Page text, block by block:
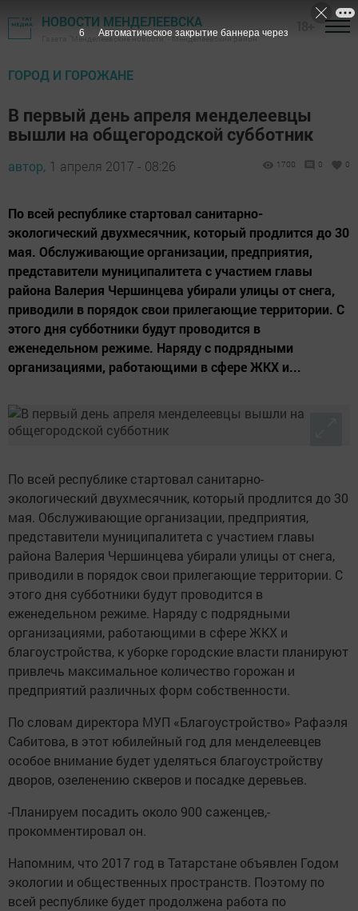
НОВОСТИ МЕНДЕЛЕЕВСКА
Газета "Менделеевские новости" - Менделеевский район
ГОРОД И ГОРОЖАНЕ
В первый день апреля менделеевцы
вышли на общегородской субботник
автор, 1 апреля 2017 - 08:26 1700 0 0
По всей республике стартовал санитарно-
экологический двухмесячник, который продлится до 30
мая. Обслуживающие организации, предприятия,
представители муниципалитета с участием главы
района Валерия Чершинцева убирали улицы от снега,
приводили в порядок свои прилегающие территории. С
этого дня субботники будут проводится в
еженедельном режиме. Наряду с подрядными
организациями, работающими в сфере ЖКХ и...
По всей республике стартовал санитарно-
экологический двухмесячник, который продлится до 30
мая. Обслуживающие организации, предприятия,
представители муниципалитета с участием главы
района Валерия Чершинцева убирали улицы от снега,
приводили в порядок свои прилегающие территории. С
этого дня субботники будут проводится в
еженедельном режиме. Наряду с подрядными
организациями, работающими в сфере ЖКХ и
благоустройства, к уборке городские власти планируют
привлечь максимальное количество горожан и
предприятий различных форм собственности.
По словам директора МУП «Благоустройство» Рафаэля
Сабитова, в этот юбилейный год для менделеевцев
особое внимание будет уделяться благоустройству
дворов, озеленению скверов и посадке деревьев.
-Планируем посадить около 900 саженцев,-
прокомментировал он.
Напомним, что 2017 год в Татарстане объявлен Годом
экологии и общественных пространств. Поэтому по
всей республике будет продолжена работа по
5 Автоматическое закрытие баннера через